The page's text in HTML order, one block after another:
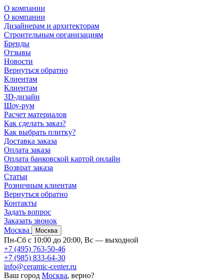
О компании
О компании
Дизайнерам и архитекторам
Строительным организациям
Бренды
Отзывы
Новости
Вернуться обратно
Клиентам
Клиентам
3D-дизайн
Шоу-рум
Расчет материалов
Как сделать заказ?
Как выбрать плитку?
Доставка заказа
Оплата заказа
Оплата банковской картой онлайн
Возврат заказа
Статьи
Розничным клиентам
Вернуться обратно
Контакты
Задать вопрос
Заказать звонок
Москва
Москва
Пн-Сб с 10:00 до 20:00, Вс — выходной
+7 (495) 763-50-46
+7 (985) 833-64-30
info@ceramic-center.ru
Ваш город Москва, верно?